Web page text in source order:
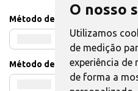
O nosso
Utilizamos
de medição
experiência de
de forma a
Método de Pagamento
Método de Envio